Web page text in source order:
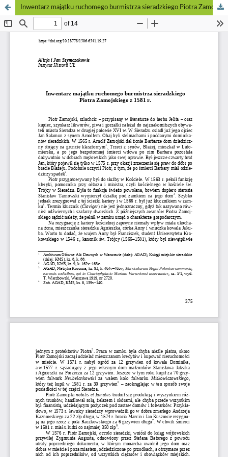
Inwentarz majątku ruchomego burmistrza sieradzkiego Piotra Zamojskiego z 1581 r.